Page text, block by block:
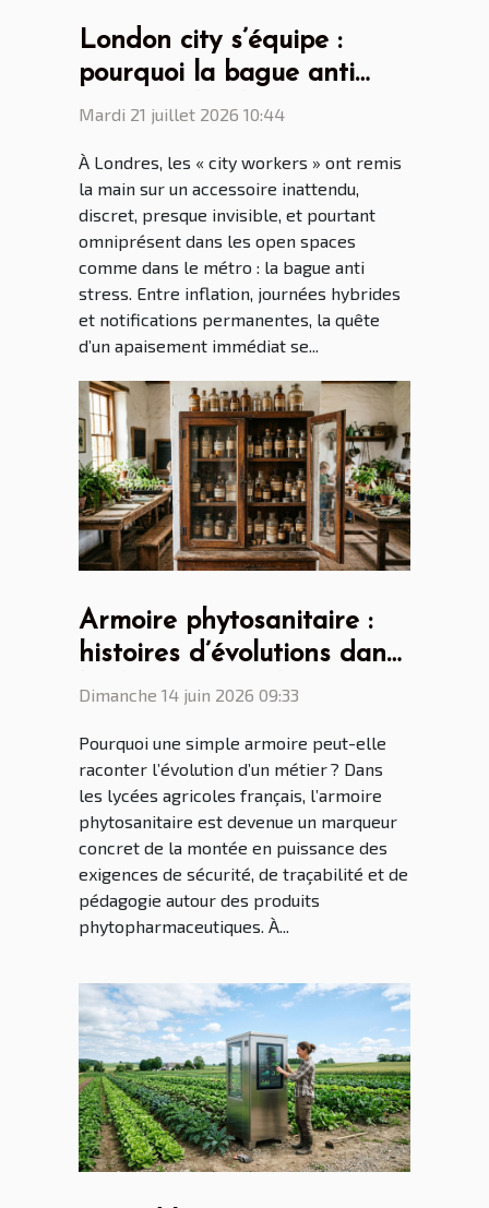
London city s’équipe :
pourquoi la bague anti
stress séduit les
Mardi 21 juillet 2026 10:44
À Londres, les « city workers » ont remis
la main sur un accessoire inattendu,
discret, presque invisible, et pourtant
omniprésent dans les open spaces
comme dans le métro : la bague anti
stress. Entre inflation, journées hybrides
et notifications permanentes, la quête
d’un apaisement immédiat se...
Armoire phytosanitaire :
histoires d’évolutions dans
les lycées agricoles
Dimanche 14 juin 2026 09:33
Pourquoi une simple armoire peut-elle
raconter l’évolution d’un métier ? Dans
les lycées agricoles français, l’armoire
phytosanitaire est devenue un marqueur
concret de la montée en puissance des
exigences de sécurité, de traçabilité et de
pédagogie autour des produits
phytopharmaceutiques. À...